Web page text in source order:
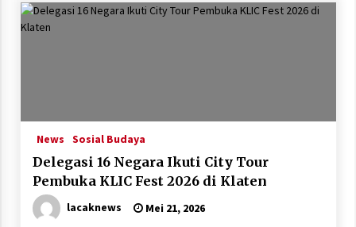
News Sosial Budaya
Delegasi 16 Negara Ikuti City Tour
Pembuka KLIC Fest 2026 di Klaten
lacaknews Mei 21, 2026